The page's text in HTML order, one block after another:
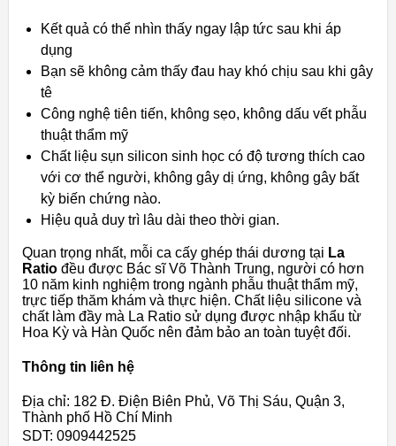
Kết quả có thể nhìn thấy ngay lập tức sau khi áp
dụng
Bạn sẽ không cảm thấy đau hay khó chịu sau khi gây
tê
Công nghệ tiên tiến, không sẹo, không dấu vết phẫu
thuật thẩm mỹ
Chất liệu sụn silicon sinh học có độ tương thích cao
với cơ thể người, không gây dị ứng, không gây bất
kỳ biến chứng nào.
Hiệu quả duy trì lâu dài theo thời gian.
Quan trọng nhất, mỗi ca cấy ghép thái dương tại La
Ratio đều được Bác sĩ Võ Thành Trung, người có hơn
10 năm kinh nghiệm trong ngành phẫu thuật thẩm mỹ,
trực tiếp thăm khám và thực hiện. Chất liệu silicone và
chất làm đầy mà La Ratio sử dụng được nhập khẩu từ
Hoa Kỳ và Hàn Quốc nên đảm bảo an toàn tuyệt đối.
Thông tin liên hệ
Địa chỉ: 182 Đ. Điện Biên Phủ, Võ Thị Sáu, Quận 3,
Thành phố Hồ Chí Minh
SDT: 0909442525